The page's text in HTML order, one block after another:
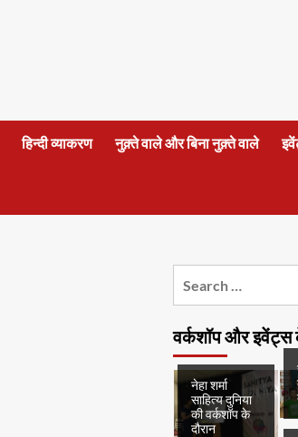
हिन्दी व्याकरण नुक़्ते वाले और बिना नुक़्ते वाले
वर्कशॉप और
नेहा शर्मा
साहित्य दुनिया
की वर्कशॉप के
दौरान